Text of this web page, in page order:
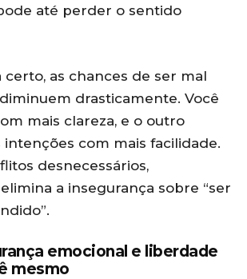
até perder o sentido
certo, as chances de ser mal
drasticamente. Você
mais clareza, e o outro
com mais facilidade.
desnecessários,
a insegurança sobre “ser
emocional e liberdade
mesmo